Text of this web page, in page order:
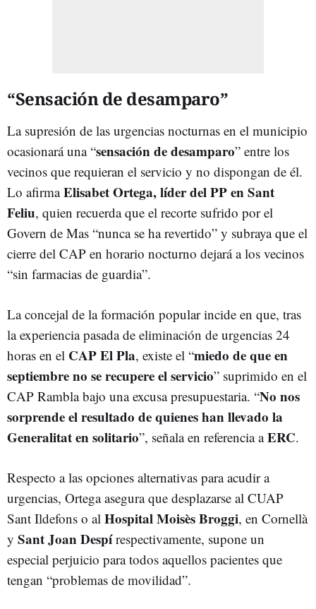
“Sensación de desamparo”
La supresión de las urgencias nocturnas en el municipio
ocasionará una “sensación de desamparo” entre los
vecinos que requieran el servicio y no dispongan de él.
Lo afirmaElisabet Ortega, líder del PP en Sant
Feliu, quien recuerda que el recorte sufrido por el
Govern de Mas “nunca se ha revertido” y subraya que el
cierre del CAP en horario nocturno dejará a los vecinos
“sin farmacias de guardia”.
La concejal de la formación popular incide en que, tras
la experiencia pasada de eliminación de urgencias 24
horas en el CAP El Pla, existe el “miedo de que en
septiembre no se recupere el servicio” suprimido en el
CAP Rambla bajo una excusa presupuestaria. “No nos
sorprende el resultado de quienes han llevado la
Generalitat en solitario”, señala en referencia aERC.
Respecto a las opciones alternativas para acudir a
urgencias, Ortega asegura que desplazarse al CUAP
Sant Ildefons o al Hospital Moisès Broggi, en Cornellà
y Sant Joan Despírespectivamente, supone un
especial perjuicio para todos aquellos pacientes que
tengan “problemas de movilidad”.